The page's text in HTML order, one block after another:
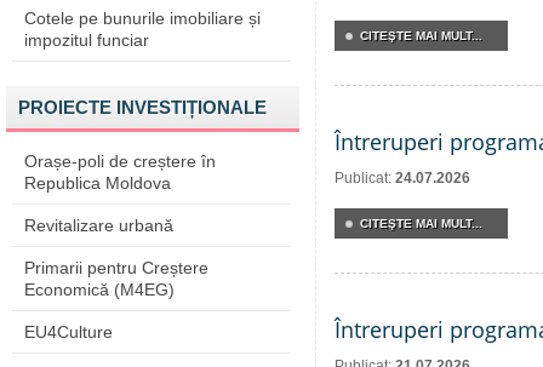
Cotele pe bunurile imobiliare și
impozitul funciar
PROIECTE INVESTIȚIONALE
Orașe-poli de creștere în
Republica Moldova
Revitalizare urbană
Primarii pentru Creștere
Economică (M4EG)
EU4Culture
CITEŞTE MAI MULT...
Întreruperi
Publicat: 24.07.2026
CITEŞTE MAI MULT...
Întreruperi